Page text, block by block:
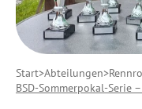
Start Abteilungen
BSD-Sommerpokal-Serie